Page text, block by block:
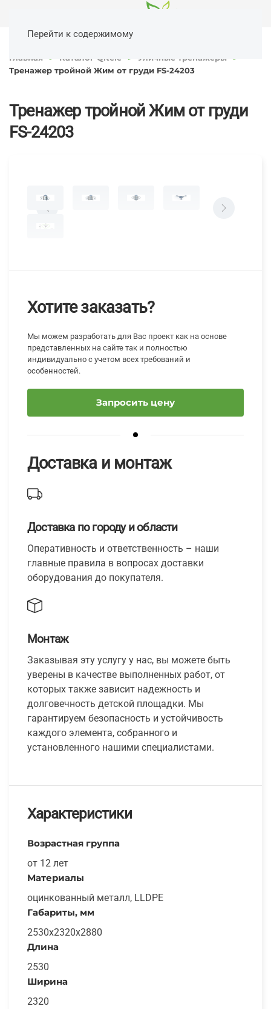
Перейти к содержимому
Главная Каталог Qitele
Уличные тренажеры
Тренажер тройной Жим от груди FS-24203
Тренажер тройной Жим от груди
FS-24203
Хотите заказать?
Мы можем разработать для Вас проект как на основе
представленных на сайте так и полностью
индивидуально с учетом всех требований и
особенностей.
Запросить цену
Доставка и монтаж
Доставка по городу и области
Оперативность и ответственность – наши
главные правила в вопросах доставки
оборудования до покупателя.
Монтаж
Заказывая эту услугу у нас, вы можете быть
уверены в качестве выполненных работ, от
которых также зависит надежность и
долговечность детской площадки. Мы
гарантируем безопасность и устойчивость
каждого элемента, собранного и
установленного нашими специалистами.
Характеристики
Возрастная группа
от 12 лет
Материалы
оцинкованный металл, LLDPE
Габариты, мм
2530х2320х2880
Длина
2530
Ширина
2320